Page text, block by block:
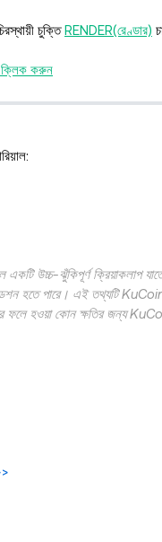
চুক্তিRENDER(রেণ্ডার)
ক্লিক করুন
একটি উচ্চ-ঝুঁকিপূর্ণ ক্রিয়াকলাপ
হতে পারে। এই তথ্যটি
ফলে হওয়া কোন ক্ষতির জন্য